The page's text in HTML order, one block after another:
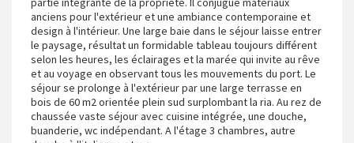
anciens pour l'extérieur et une ambiance contemporaine et
design à l'intérieur. Une large baie dans le séjour laisse entrer
le paysage, résultat un formidable tableau toujours différent
selon les heures, les éclairages et la marée qui invite au rêve
et au voyage en observant tous les mouvements du port. Le
séjour se prolonge à l'extérieur par une large terrasse en
bois de 60 m2 orientée plein sud surplombant la ria. Au rez de
chaussée vaste séjour avec cuisine intégrée, une douche,
buanderie, wc indépendant. A l'étage 3 chambres, autre